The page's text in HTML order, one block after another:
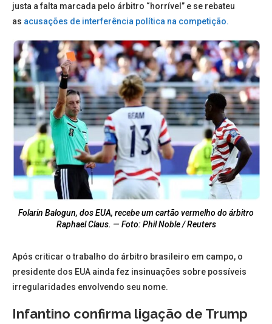
justa a falta marcada pelo árbitro “horrível” e se rebateu
as acusações de interferência política na competição.
Folarin Balogun, dos EUA, recebe um cartão vermelho do árbitro
Raphael Claus. — Foto: Phil Noble / Reuters
Após criticar o trabalho do árbitro brasileiro em campo, o
presidente dos EUA ainda fez insinuações sobre possíveis
irregularidades envolvendo seu nome.
Infantino confirma ligação de Trump